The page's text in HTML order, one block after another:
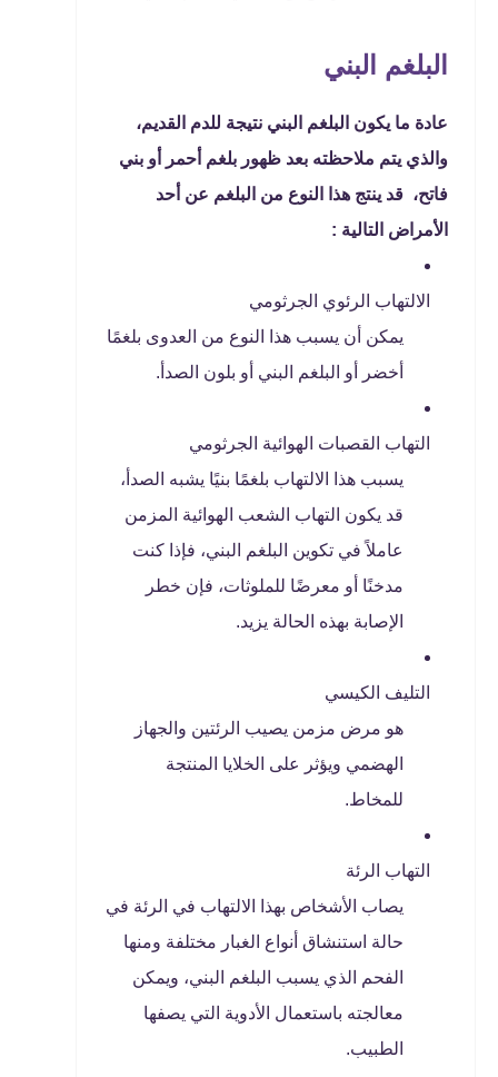
البلغم البني
عادة ما يكون البلغم البني نتيجة للدم القديم،
والذي يتم ملاحظته بعد ظهور بلغم أحمر أو بني
فاتح، قد ينتج هذا النوع من البلغم عن أحد
الأمراض التالية :
الالتهاب الرئوي الجرثومي
يمكن أن يسبب هذا النوع من العدوى بلغمًا
أخضر أو البلغم البني أو بلون الصدأ.
التهاب القصبات الهوائية الجرثومي
يسبب هذا الالتهاب بلغمًا بنيًا يشبه الصدأ،
قد يكون التهاب الشعب الهوائية المزمن
عاملاً في تكوين البلغم البني، فإذا كنت
مدخنًا أو معرضًا للملوثات، فإن خطر
الإصابة بهذه الحالة يزيد.
التليف الكيسي
هو مرض مزمن يصيب الرئتين والجهاز
الهضمي ويؤثر على الخلايا المنتجة
للمخاط.
التهاب الرئة
يصاب الأشخاص بهذا الالتهاب في الرئة في
حالة استنشاق أنواع الغبار مختلفة ومنها
الفحم الذي يسبب البلغم البني، ويمكن
معالجته باستعمال الأدوية التي يصفها
الطبيب.